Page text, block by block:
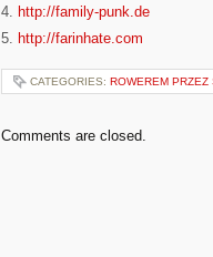
4. http://family-punk.de
5. http://farinhate.com
CATEGORIES: ROWEREM PRZEZ
Comments are closed.